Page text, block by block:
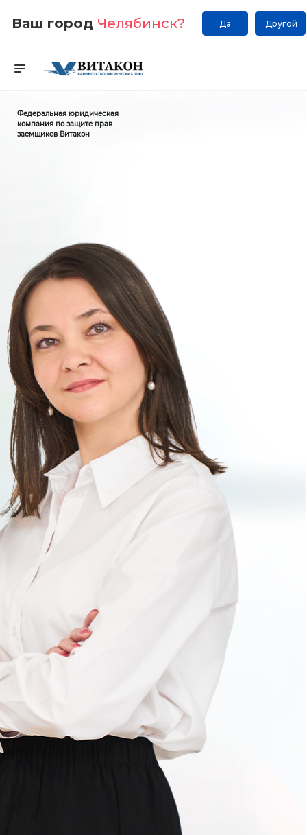
Ваш город Челябинск? Да Другой
Федеральная юридическая
компания по защите прав
заемщиков Витакон